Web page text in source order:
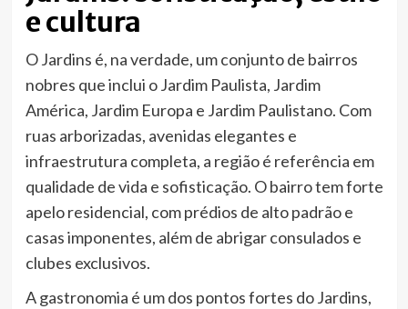
e cultura
O Jardins é, na verdade, um conjunto de bairros
nobres que inclui o Jardim Paulista, Jardim
América, Jardim Europa e Jardim Paulistano. Com
ruas arborizadas, avenidas elegantes e
infraestrutura completa, a região é referência em
qualidade de vida e sofisticação. O bairro tem forte
apelo residencial, com prédios de alto padrão e
casas imponentes, além de abrigar consulados e
clubes exclusivos.
A gastronomia é um dos pontos fortes do Jardins,